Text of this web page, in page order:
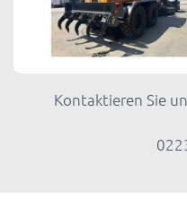
Kontaktieren Sie